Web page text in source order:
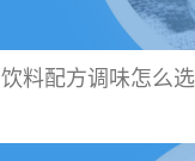
饮料配方调味怎么选